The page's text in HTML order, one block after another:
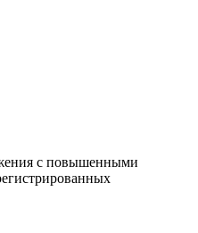
с повышенными